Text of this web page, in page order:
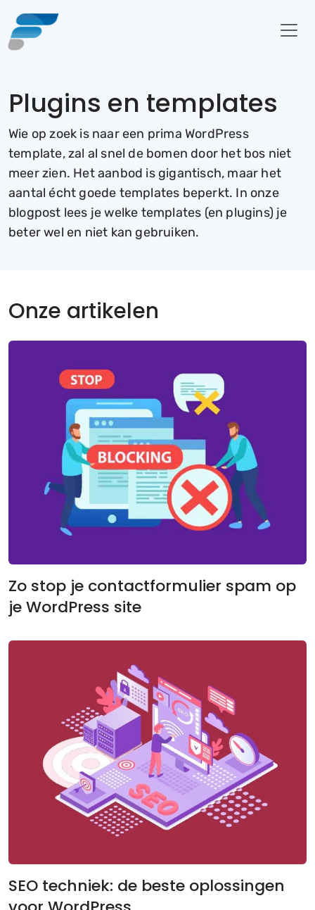
Plugins en templates
Wie op zoek is naar een prima WordPress
template, zal al snel de bomen door het bos niet
meer zien. Het aanbod is gigantisch, maar het
aantal écht goede templates beperkt. In onze
blogpost lees je welke templates (en plugins) je
beter wel en niet kan gebruiken.
Onze artikelen
Zo stop je contactformulier spam op
je WordPress site
SEO techniek: de beste oplossingen